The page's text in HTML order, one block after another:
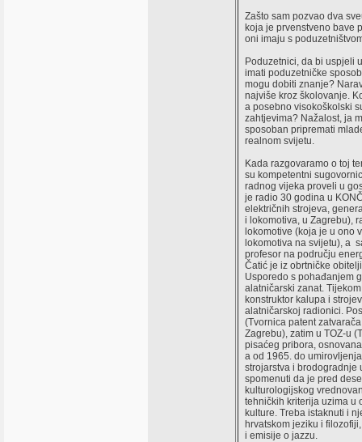
Zašto sam pozvao dva
koja je prvenstveno bave
oni imaju s
Poduzetnici, da bi uspjeli
imati poduzetničke
mogu dobiti znanje?
najviše kroz školovanje.
a posebno visokoškolski
zahtjevima? Nažalost, ja
sposoban pripremati
realnom svijetu.
Kada razgovaramo o toj
su kompetentni
radnog vijeka proveli u
je radio 30 godina u
električnih strojeva,
i lokomotiva, u Zagrebu),
lokomotive (koja je u ono
lokomotiva na svijetu), a
profesor na području
Čatić je iz obrtničke
Usporedo s pohađanjem
alatničarski zanat.
konstruktor kalupa i
alatničarskoj radionici.
(Tvornica patent
Zagrebu), zatim u TOZ-u
pisaćeg pribora,
a od 1965. do
strojarstva i brodogradnje
spomenuti da je pred
kulturologijskog
tehničkih kriterija uzima u
kulture. Treba istaknuti i
hrvatskom jeziku i
i emisije o jazzu.